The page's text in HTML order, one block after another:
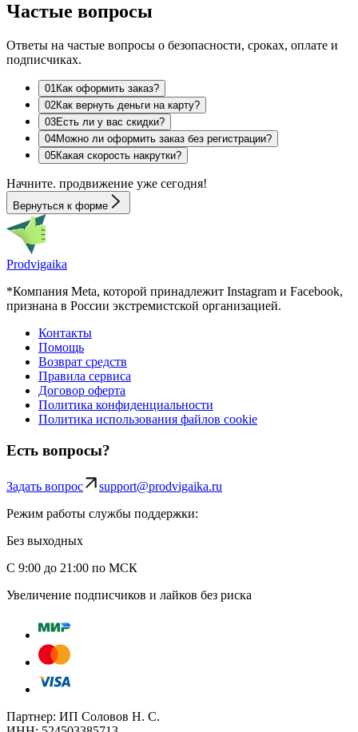
Частые вопросы
Ответы на частые вопросы о безопасности, сроках, оплате и
подписчиках.
01Как оформить заказ?
02Как вернуть деньги на карту?
03Есть ли у вас скидки?
04Можно ли оформить заказ без регистрации?
05Какая скорость накрутки?
Начните. продвижение уже сегодня!
Вернуться к форме
Prodvigaika
*Компания Meta, которой принадлежит Instagram и Facebook,
признана в России экстремистской организацией.
Контакты
Помощь
Возврат средств
Правила сервиса
Договор оферта
Политика конфиденциальности
Политика использования файлов cookie
Есть вопросы?
Задать вопрос
support@prodvigaika.ru
Режим работы службы поддержки:
Без выходных
С 9:00 до 21:00 по МСК
Увеличение подписчиков и лайков без риска
Партнер: ИП Соловов Н. С.